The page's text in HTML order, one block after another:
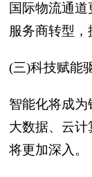
国际物流通
服务商转型，
(三)科技赋能
智能化将成为
大数据、云计
将更加深入。